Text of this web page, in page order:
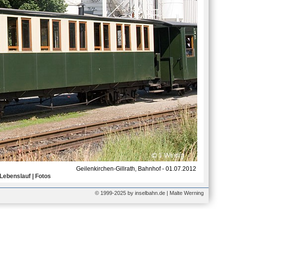
Geilenkirchen-Gillrath, Bahnhof - 01.07.2012
Lebenslauf | Fotos
© 1999-2025 by inselbahn.de | Malte Werning